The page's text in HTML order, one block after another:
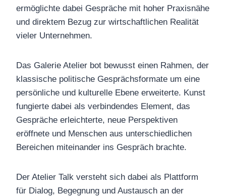
ermöglichte dabei Gespräche mit hoher Praxisnähe
und direktem Bezug zur wirtschaftlichen Realität
vieler Unternehmen.
Das Galerie Atelier bot bewusst einen Rahmen, der
klassische politische Gesprächsformate um eine
persönliche und kulturelle Ebene erweiterte. Kunst
fungierte dabei als verbindendes Element, das
Gespräche erleichterte, neue Perspektiven
eröffnete und Menschen aus unterschiedlichen
Bereichen miteinander ins Gespräch brachte.
Der Atelier Talk versteht sich dabei als Plattform
für Dialog, Begegnung und Austausch an der